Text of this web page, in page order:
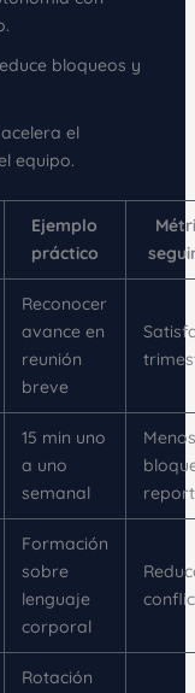
bloqueos y
el
equipo.
Ejemplo
práctico
Reconocer
avance en
reunión
breve
15 min uno
a uno
semanal
Menos
Formación
sobre
lenguaje
corporal
Rotación